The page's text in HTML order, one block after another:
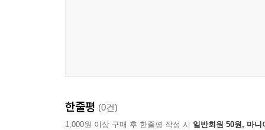
고발한다.”라고 외쳤던 ‘드레퓌스 사건’ 등 그의
그가 평생을 바쳐 완성한 ‘루공-마카르 총서’의 방
한줄평 (0건)
1,000원 이상 구매 후 한줄평 작성 시 일반회원 50원, 마니